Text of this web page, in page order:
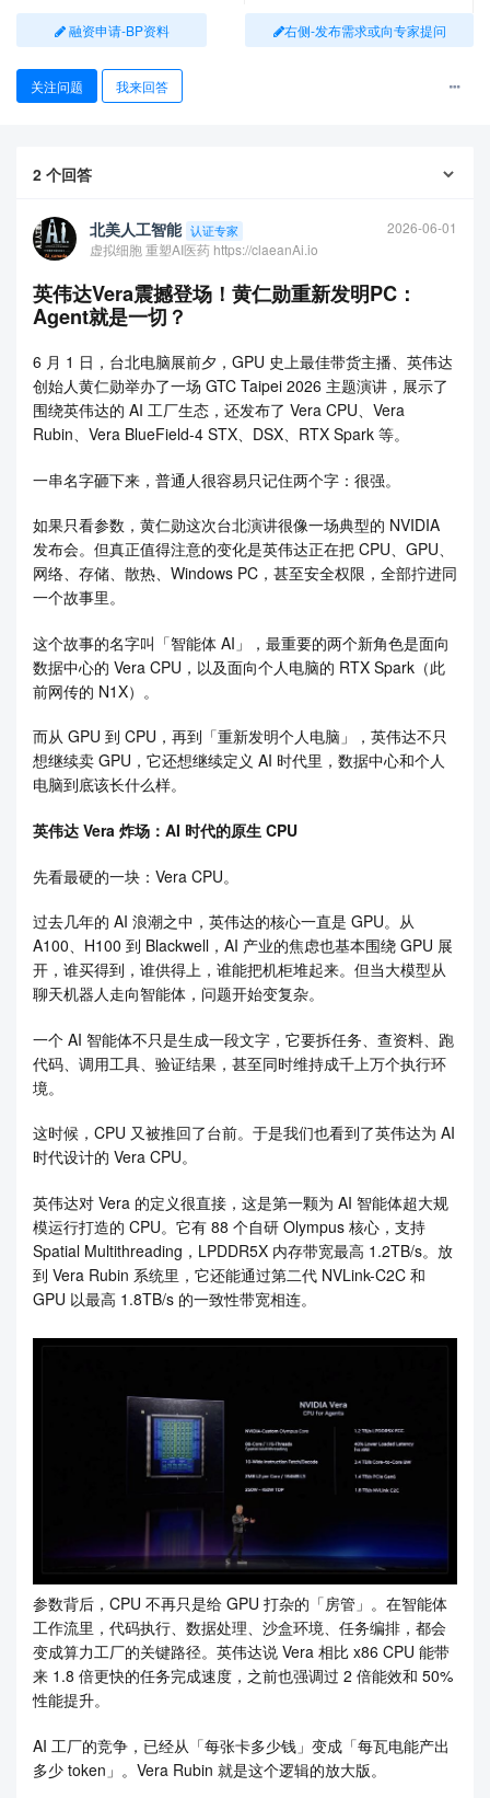
小時持續運作，連接筆電、螢幕、攝影機、家電與保全系統等
設備，協助使用者處理日常任務，且隨著 Nemotron 等模型世代
針對開發者與大型模型應用，輝達也推出 DGX Station for Wind
體頻寬，可在桌邊運行大型語言模型，適合大型語言模型與 AI
Agent 開發者使用，開發完成後再部署至雲端。
黃仁勳強調，PC 的重新發明將如同手機轉型為智慧型手機一樣
中的 AI 超級電腦，持續運行個人 Agent 與 AI 助理。他並表
示，這是輝達全新產品家族的開端，未來每一代架構都將推出
桌機、筆電與工作站產品線。
來將共同打造更智慧、更強大且更美觀的新一代個人電腦。輝
達此次攜手聯發科、微軟與台積電推出 RTX Spark，也象徵台
灣供應鏈在 AI PC 與 Agentic PC 新世代中，將扮演關鍵角色。
融资申请-BP资料 右侧-发布需求或向专家提问
关注问题 我来回答
2 个回答
北美人工智能 认证专家
2026-06-01
虚拟细胞 重塑AI医药 https://claeanAi.io
英伟达Vera震撼登场！黄仁勋重新发明PC：
Agent就是一切？
6 月 1 日，台北电脑展前夕，GPU 史上最佳带货主播、英伟达
创始人黄仁勋举办了一场 GTC Taipei 2026 主题演讲，展示了
围绕英伟达的 AI 工厂生态，还发布了 Vera CPU、Vera
Rubin、Vera BlueField-4 STX、DSX、RTX Spark 等。
一串名字砸下来，普通人很容易只记住两个字：很强。
如果只看参数，黄仁勋这次台北演讲很像一场典型的 NVIDIA
发布会。但真正值得注意的变化是英伟达正在把 CPU、GPU、
网络、存储、散热、Windows PC，甚至安全权限，全部拧进同
一个故事里。
这个故事的名字叫「智能体 AI」，最重要的两个新角色是面向
数据中心的 Vera CPU，以及面向个人电脑的 RTX Spark（此
前网传的 N1X）。
而从 GPU 到 CPU，再到「重新发明个人电脑」，英伟达不只
想继续卖 GPU，它还想继续定义 AI 时代里，数据中心和个人
电脑到底该长什么样。
英伟达 Vera 炸场：AI 时代的原生 CPU
先看最硬的一块：Vera CPU。
过去几年的 AI 浪潮之中，英伟达的核心一直是 GPU。从
A100、H100 到 Blackwell，AI 产业的焦虑也基本围绕 GPU 展
开，谁买得到，谁供得上，谁能把机柜堆起来。但当大模型从
聊天机器人走向智能体，问题开始变复杂。
一个 AI 智能体不只是生成一段文字，它要拆任务、查资料、跑
代码、调用工具、验证结果，甚至同时维持成千上万个执行环
境。
这时候，CPU 又被推回了台前。于是我们也看到了英伟达为 AI
时代设计的 Vera CPU。
英伟达对 Vera 的定义很直接，这是第一颗为 AI 智能体超大规
模运行打造的 CPU。它有 88 个自研 Olympus 核心，支持
Spatial Multithreading，LPDDR5X 内存带宽最高 1.2TB/s。放
到 Vera Rubin 系统里，它还能通过第二代 NVLink-C2C 和
GPU 以最高 1.8TB/s 的一致性带宽相连。
参数背后，CPU 不再只是给 GPU 打杂的「房管」。在智能体
工作流里，代码执行、数据处理、沙盒环境、任务编排，都会
变成算力工厂的关键路径。英伟达说 Vera 相比 x86 CPU 能带
来 1.8 倍更快的任务完成速度，之前也强调过 2 倍能效和 50%
性能提升。
AI 工厂的竞争，已经从「每张卡多少钱」变成「每瓦电能产出
多少 token」。Vera Rubin 就是这个逻辑的放大版。